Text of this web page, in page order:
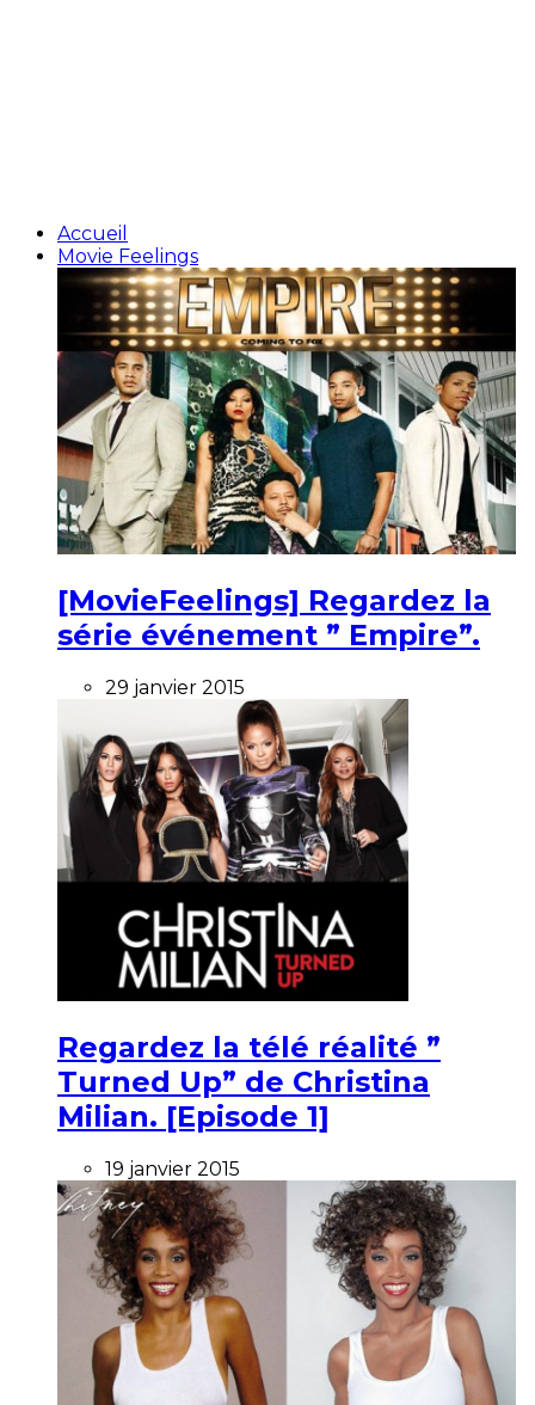
Accueil
Movie Feelings
[MovieFeelings] Regardez la
série événement ” Empire”.
29 janvier 2015
Regardez la télé réalité ”
Turned Up” de Christina
Milian. [Episode 1]
19 janvier 2015